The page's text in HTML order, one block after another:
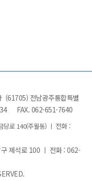
(61705) 전남광주통합특별
FAX. 062-651-7640
당로 140(주월동) ㅣ 전화 :
제석로 100 ㅣ 전화 : 062-